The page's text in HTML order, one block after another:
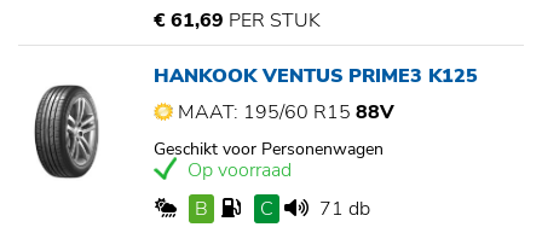
€ 61,69 PER STUK
HANKOOK VENTUS PRIME3 K125
MAAT: 195/60 R15 88V
Geschikt voor Personenwagen
Op voorraad
B
C
71 db